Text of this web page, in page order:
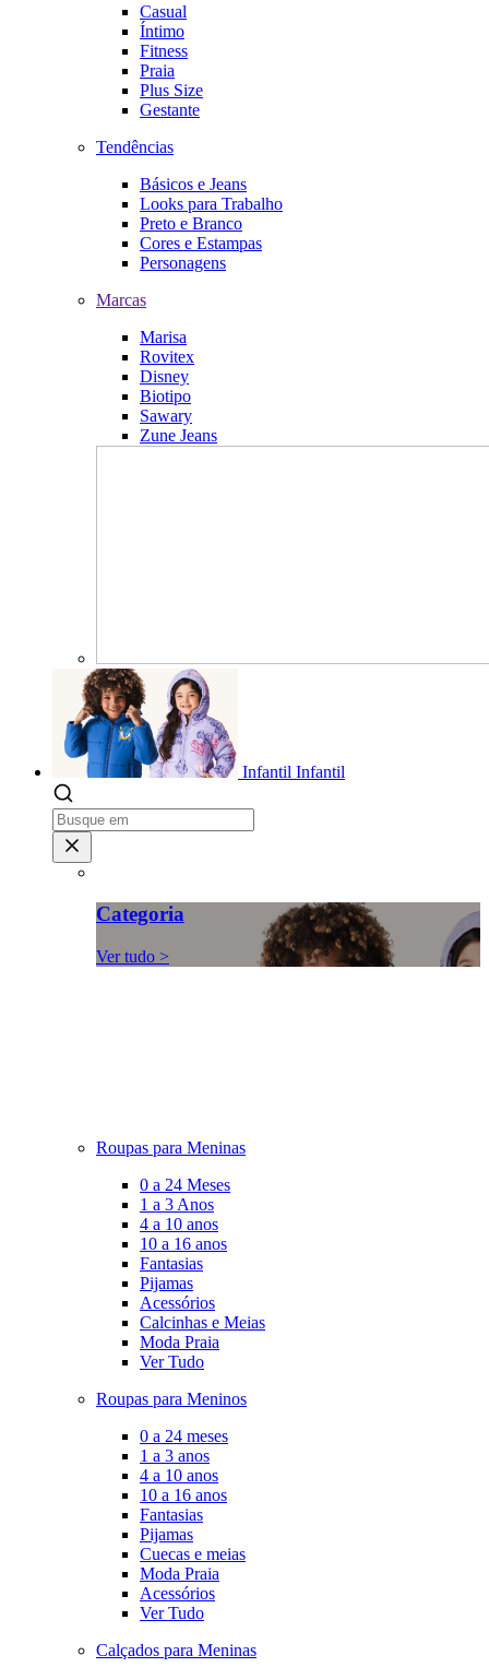
Casual
Íntimo
Fitness
Praia
Plus Size
Gestante
Tendências
Básicos e Jeans
Looks para Trabalho
Preto e Branco
Cores e Estampas
Personagens
Marcas
Marisa
Rovitex
Disney
Biotipo
Sawary
Zune Jeans
Infantil Infantil
Categoria
Ver tudo >
Roupas para Meninas
0 a 24 Meses
1 a 3 Anos
4 a 10 anos
10 a 16 anos
Fantasias
Pijamas
Acessórios
Calcinhas e Meias
Moda Praia
Ver Tudo
Roupas para Meninos
0 a 24 meses
1 a 3 anos
4 a 10 anos
10 a 16 anos
Fantasias
Pijamas
Cuecas e meias
Moda Praia
Acessórios
Ver Tudo
Calçados para Meninas